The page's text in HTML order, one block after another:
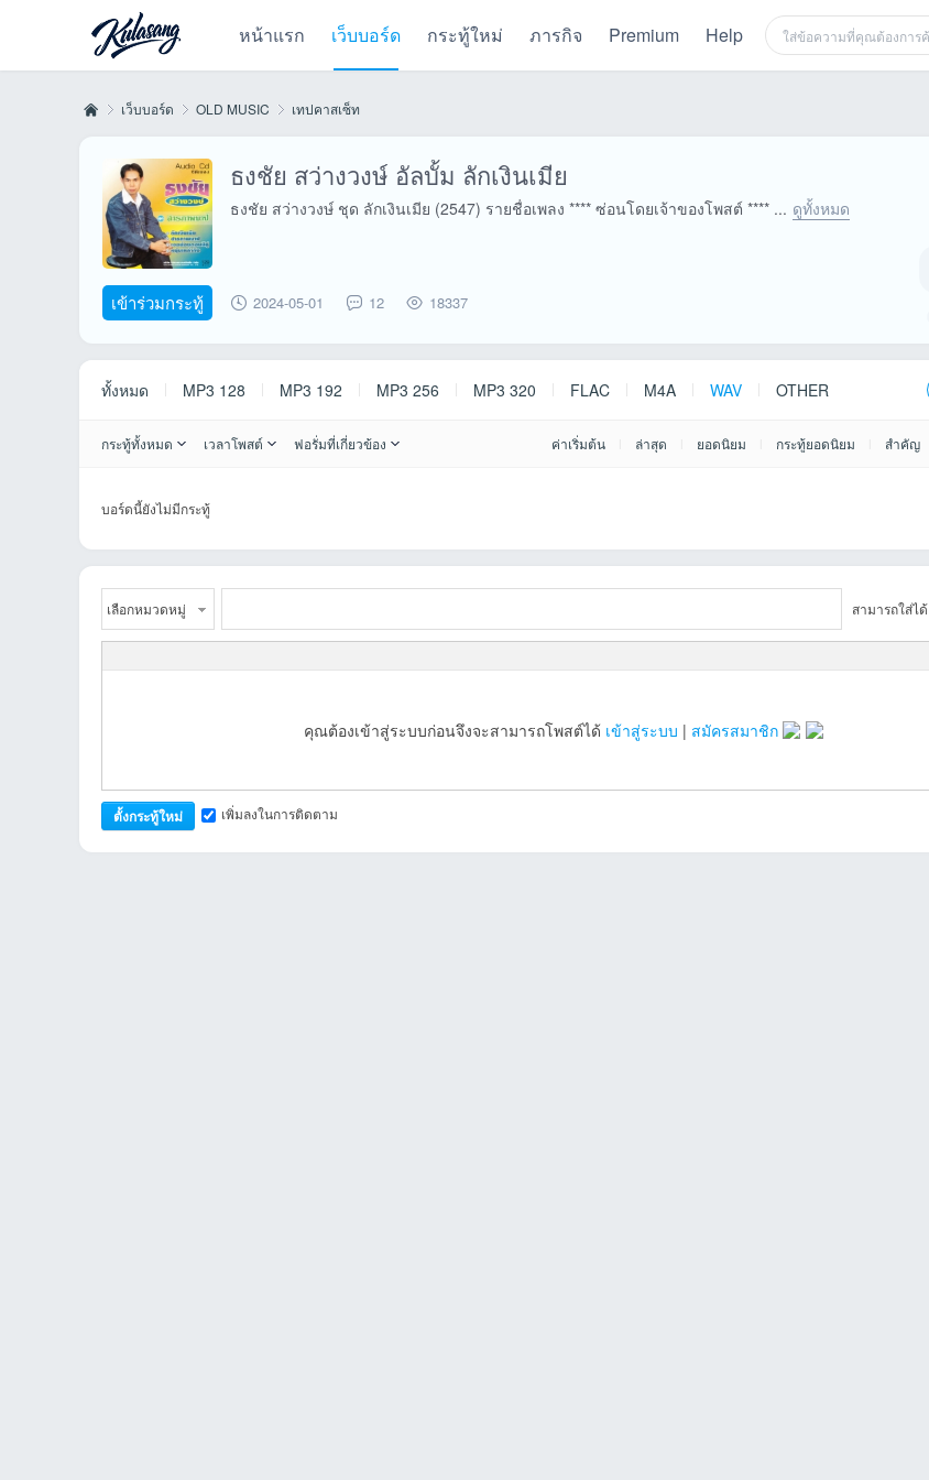
หน้าแรก เว็บบอร์ด กระทู้ใหม่ ภารกิจ Premium Help
»
เว็บบอร์ด
›
OLD MUSIC เทปคาสเซ็ท
ธงชัย สว่างวงษ์ อัลบั้ม ลักเงินเมีย
ธงชัย สว่างวงษ์ ชุด ลักเงินเมีย (2547) รายชื่อเพลง **** ซ่อนโดยเจ้าของโพสต์ **** ... ดูทั้งหมด
เข้าร่วมกระทู้ 2024-05-01 12 18337
ทั้งหมด MP3 128 MP3 192 MP3 256 MP3 320 FLAC M4A WAV OTHER
กระทู้ทั้งหมด เวลาโพสต์ ฟอรั่มที่เกี่ยวข้อง ค่าเริ่มต้น ล่าสุด ยอดนิยม กระทู้ยอดนิยม สำคัญ
บอร์ดนี้ยังไม่มีกระทู้
เลือกหมวดหมู่ สามารถใส่ได้
คุณต้องเข้าสู่ระบบก่อนจึงจะสามารถโพสต์ได้ เข้าสู่ระบบ | สมัครสมาชิก
ตั้งกระทู้ใหม่ เพิ่มลงในการติดตาม